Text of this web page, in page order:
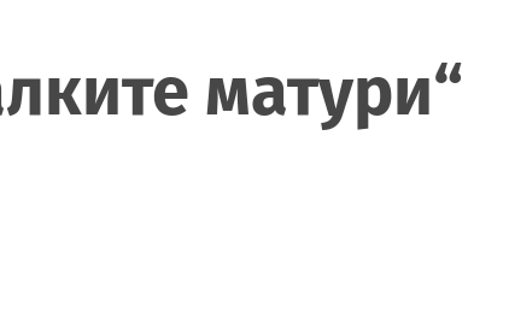
матури“